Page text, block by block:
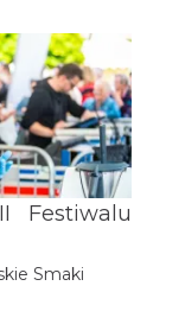
Festiwalu
Smaki